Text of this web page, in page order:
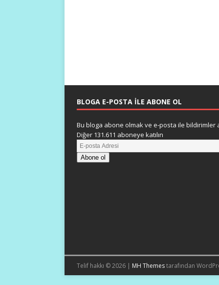
BLOGA E-POSTA ILE ABONE OL
Bu bloga abone olmak ve e-posta ile bildirimler
Diğer 131.611 aboneye katılın
Abone ol
Telif hakkı © 2026 | MH Themestarafından